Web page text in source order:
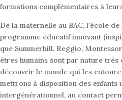
formations complémentaires à
De la maternelle au BAC, l’école
programme éducatif innovant
que Summerhill, Reggio,
êtres humains sont par nature très
découvrir le monde qui les
mettrons à disposition des enfants
intergénérationnel, au contact